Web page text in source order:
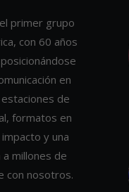
primer grupo
con 60 años
en
de
formatos en
y una
a millones de
con nosotros.